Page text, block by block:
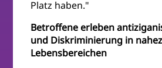
Platz haben."
Betroffene erleben
und Diskriminierung in
Lebensbereichen